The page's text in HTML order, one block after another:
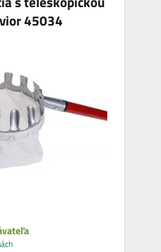
45034